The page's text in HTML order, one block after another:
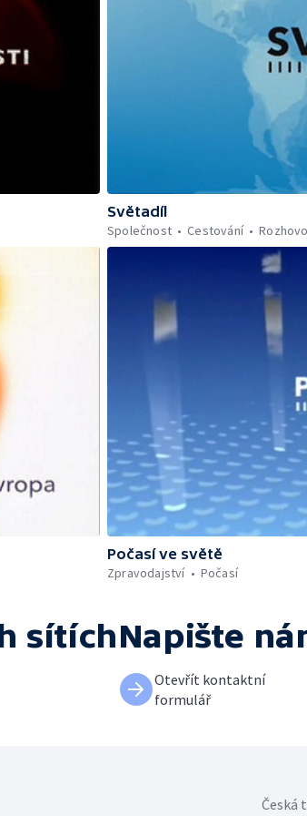
Světadíl
Společnost
Cestování
Počasí ve světě
Zpravodajství
Počasí
sítíchNapište
Otevřít kontaktní
formulář
Česká